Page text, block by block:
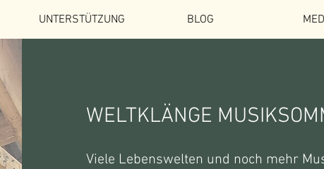
UNTERSTÜTZUNG BLOG
WELTKLÄNGE
Viele Lebenswelten und noch mehr